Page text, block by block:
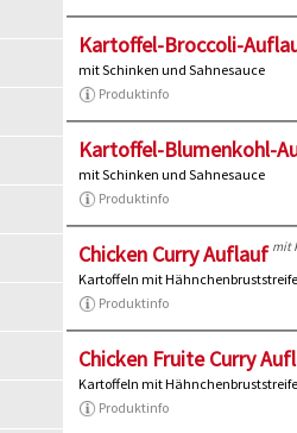
Kartoffel-Broccoli-
mit Schinken und Sahnesauce
Produktinfo
Kartoffel-Blumenkohl-
mit Schinken und Sahnesauce
Produktinfo
Chicken Curry Auflauf mit
Kartoffeln mit
Produktinfo
Chicken Fruite Curry
Kartoffeln mit
Produktinfo